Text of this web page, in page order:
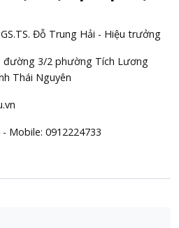
Đỗ Trung Hải - Hiệu trưởng
đường 3/2 phường Tích Lương
Thái Nguyên
Mobile: 0912224733